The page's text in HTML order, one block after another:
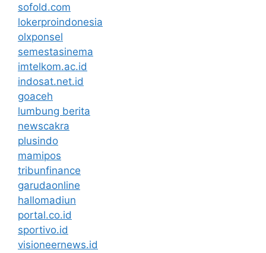
sofold.com
lokerproindonesia
olxponsel
semestasinema
imtelkom.ac.id
indosat.net.id
goaceh
lumbung berita
newscakra
plusindo
mamipos
tribunfinance
garudaonline
hallomadiun
portal.co.id
sportivo.id
visioneernews.id